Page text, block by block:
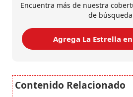
Encuentra más de nuestra
de
Agrega La Estrella